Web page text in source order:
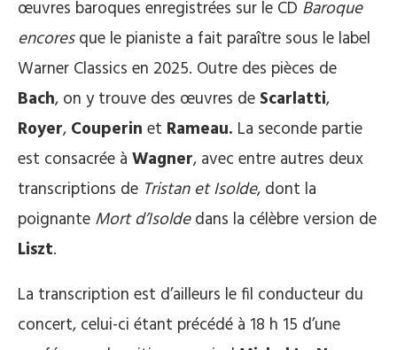
œuvres baroques enregistrées sur le CD Baroque
encoresque le pianiste a fait paraître sous le label
Warner Classics en 2025. Outre des pièces de
Bach, on y trouve des œuvres de Scarlatti,
Royer, Couperin et Rameau. La seconde partie
est consacrée à Wagner, avec entre autres deux
transcriptions de Tristan et Isolde, dont la
poignante Mort d’Isoldedans la célèbre version de
Liszt.
La transcription est d’ailleurs le fil conducteur du
concert, celui-ci étant précédé à 18 h 15 d’une